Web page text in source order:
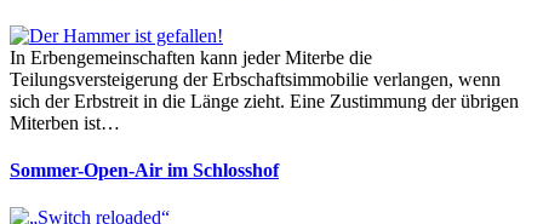
In Erbengemeinschaften kann jeder Miterbe die
Teilungsversteigerung der Erbschaftsimmobilie verlangen, wenn
sich der Erbstreit in die Länge zieht. Eine Zustimmung der übrigen
Miterben ist…
Sommer-Open-Air im Schlosshof